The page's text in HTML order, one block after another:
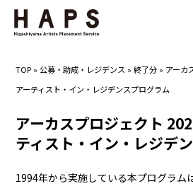
TOP »公募・助成・レジデンス »終了分 » アーカ
アーティスト・イン・レジデンスプログラム
アーカスプロジェクト
ティスト・イン・レジデ
1994年から実施している本プログラム